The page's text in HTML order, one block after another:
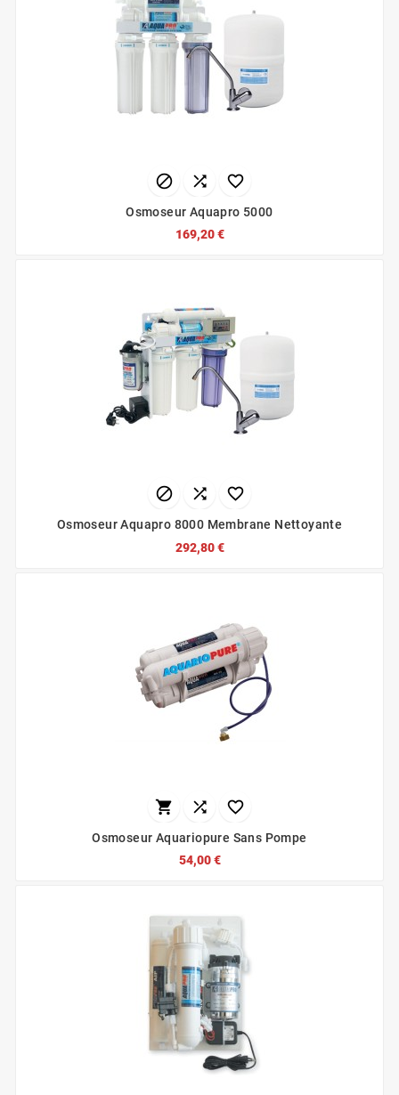
  
Osmoseur Aquapro 5000
169,20 €
  
Osmoseur Aquapro 8000 Membrane Nettoyante
292,80 €
  
Osmoseur Aquariopure Sans Pompe
54,00 €